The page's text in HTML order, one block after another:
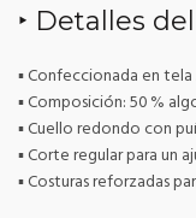
‣ Detalles
▪ Confeccionada en
▪ Composición: 50 %
▪ Cuello redondo con
▪ Corte regular para un
▪ Costuras reforzadas